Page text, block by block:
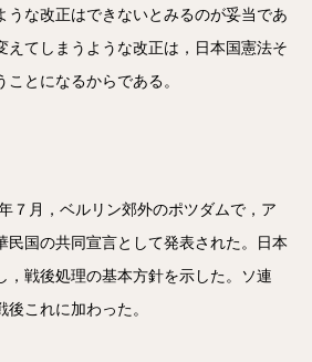
うな改正はできないとみるのが妥当であ
えてしまうような改正は，日本国憲法そ
とになるからである。
７月，ベルリン郊外のポツダムで，ア
民国の共同宣言として発表された。日本
，戦後処理の基本方針を示した。ソ連
これに加わった。